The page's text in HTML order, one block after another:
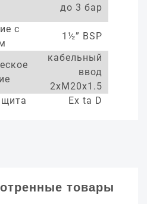
до 3 бар
с
1½” BSP
кабельный
ввод
2xM20x1.5
Ex ta D
товары